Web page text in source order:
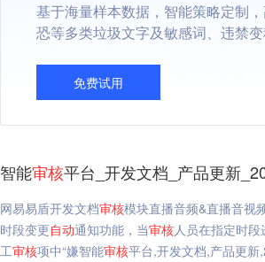
基于海量样本数据，智能策略定制
恐等多类垃圾文字及敏感词、违禁
免费试用
智能审核平台_开发文档_产品更新
网易易盾开发文档审核模块直播音频&直播音视
时段变更自动通知功能，当审核人员在指定时
工审核项中“嫌智能审核平台,开发文档,产品更新